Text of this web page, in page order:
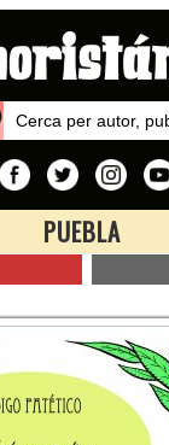
PUEBLA
Puebla